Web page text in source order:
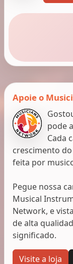
Apoie o
pode
Cada
crescimento
feita por
Pegue nossa
Musical
Network, e
de alta
significado.
Visite a loja